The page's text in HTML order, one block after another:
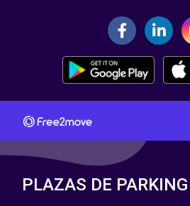
PLAZAS DE PARKING